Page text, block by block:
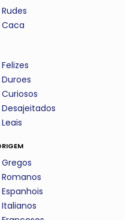
Rudes
Caca
Felizes
Duroes
Curiosos
Desajeitados
Leais
Gregos
Romanos
Espanhois
Italianos